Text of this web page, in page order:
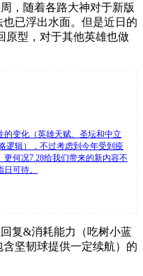
，随着各路大神对于新版
已浮出水面。但是近日的
原型，对于其他英雄也做
变化（英雄天赋、圣坛和中立
逻辑），不过考虑到今年受到疫
何况7.28给我们带来的新内容不
可待。
复&消耗能力（吃树小蓝
坚韧球提供一定续航）的